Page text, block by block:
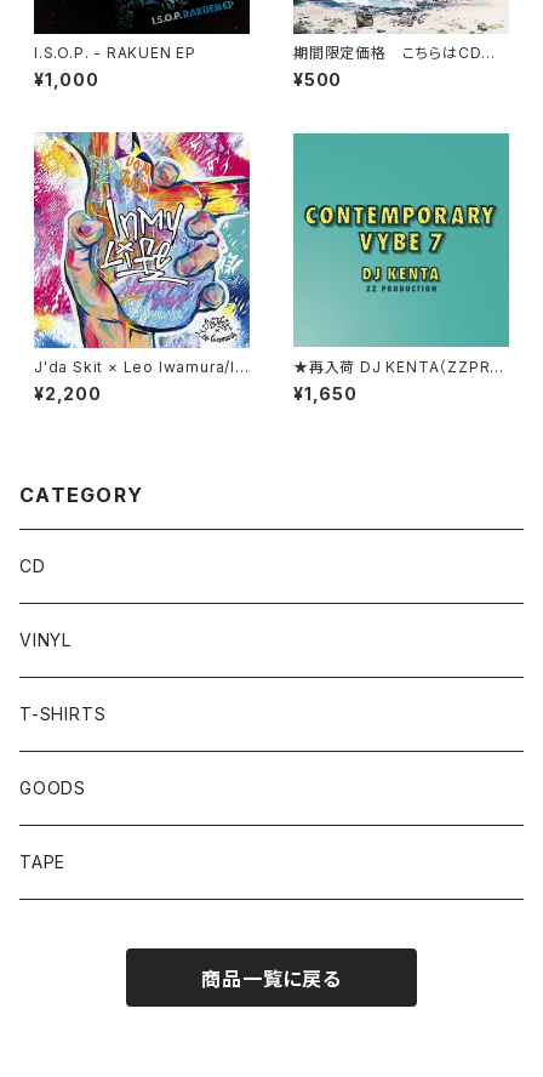
I.S.O.P. - RAKUEN EP
¥1,000
期間限定価格 こちらはCDに
なります。NickKurosawa+OH
TORO/YONSEI ☆ 名曲「d
¥500
J'da Skit × Leo Iwamura/In
My Life
¥2,200
★再入荷 DJ KENTA（ZZPR
O)/CONTEMPORARY VYBE
7
¥1,650
CATEGORY
CD
VINYL
T-SHIRTS
GOODS
TAPE
商品一覧に戻る